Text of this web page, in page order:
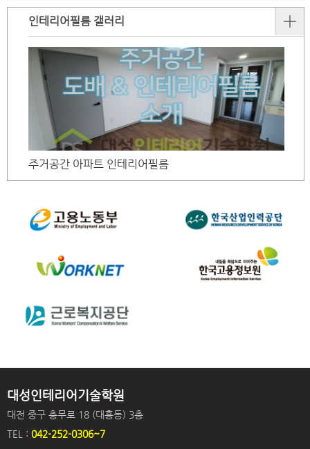
인테리어필름 갤러리
주거공간 아파트 인테리어필름
대성인테리어기술학원
대전 중구 충무로 18 (대흥동) 3층
TEL : 042-252-0306~7